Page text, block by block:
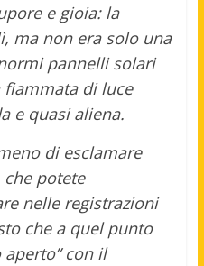
e gioia: la
ma non era solo una
pannelli solari
di luce
e quasi aliena.
di esclamare
che potete
nelle registrazioni
che a quel punto
con il